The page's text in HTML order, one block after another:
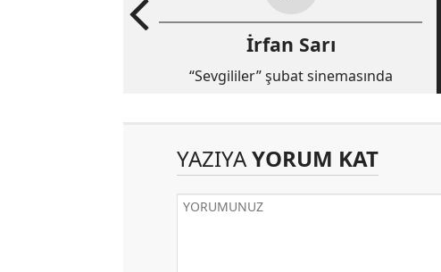
İrfan Sarı
“Sevgililer” şubat sinemasında
YAZIYAYORUM KAT